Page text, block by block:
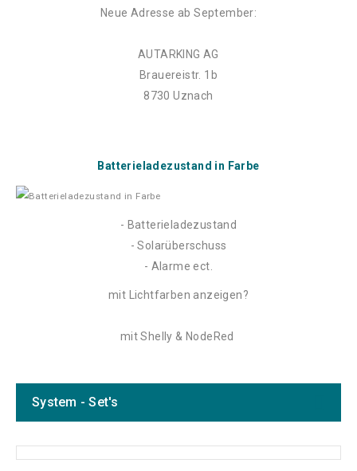
Neue Adresse ab September:
AUTARKING AG
Brauereistr. 1b
8730 Uznach
Batterieladezustand in Farbe
- Batterieladezustand
- Solarüberschuss
- Alarme ect.
mit Lichtfarben anzeigen?
mit Shelly & NodeRed
System - Set's